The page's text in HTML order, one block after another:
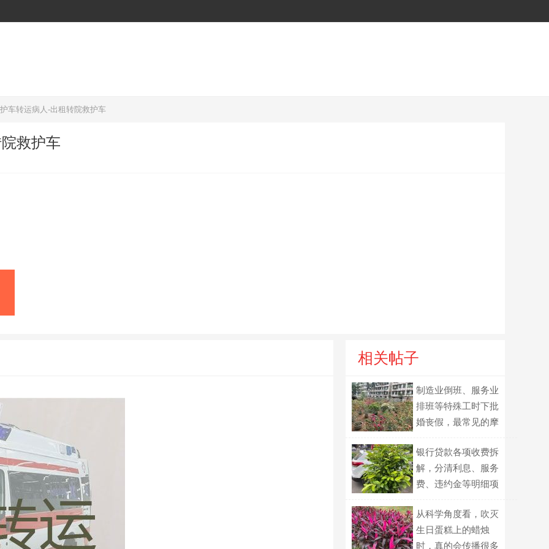
车转运病人-出租转院救护车
救护车
相关帖子
制造业倒班、服务业
排班等特殊工时下批
婚丧假，最常见的摩
银行贷款各项收费拆
解，分清利息、服务
费、违约金等明细项
从科学角度看，吹灭
生日蛋糕上的蜡烛
时，真的会传播很多